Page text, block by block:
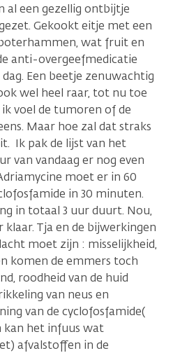
al een gezellig ontbijtje
Gekookt eitje met een
wat fruit en
anti-overgeefmedicatie
Een beetje zenuwachtig
wel heel raar, tot nu toe
voel de tumoren of de
Maar hoe zal dat straks
Ik pak de lijst van het
van vandaag er nog even
moet er in 60
in 30 minuten.
in totaal 3 uur duurt. Nou,
klaar. Tja en de bijwerkingen
moet zijn : misselijkheid,
komen de emmers toch
roodheid van de huid
van neus en
van de cyclofosfamide(
kan het infuus wat
afvalstoffen in de